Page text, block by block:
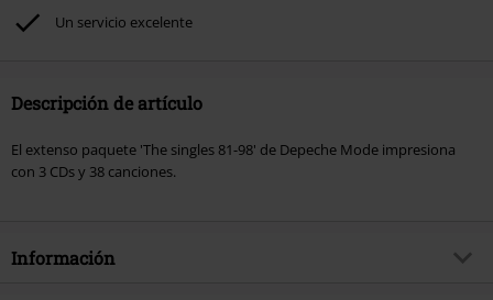
Un servicio excelente
Descripción de artículo
El extenso paquete 'The singles 81-98' de Depeche Mode impresiona
con 3 CDs y 38 canciones.
Información